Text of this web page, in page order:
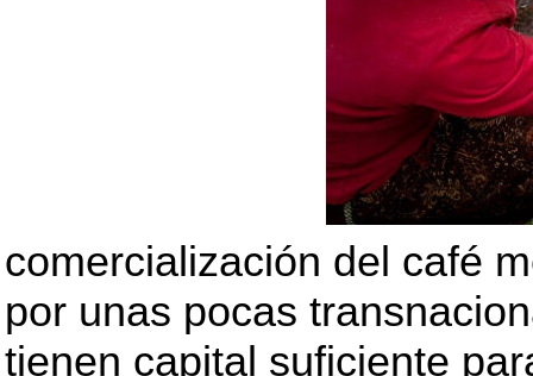
comercialización del café
por unas pocas
tienen capital suficiente